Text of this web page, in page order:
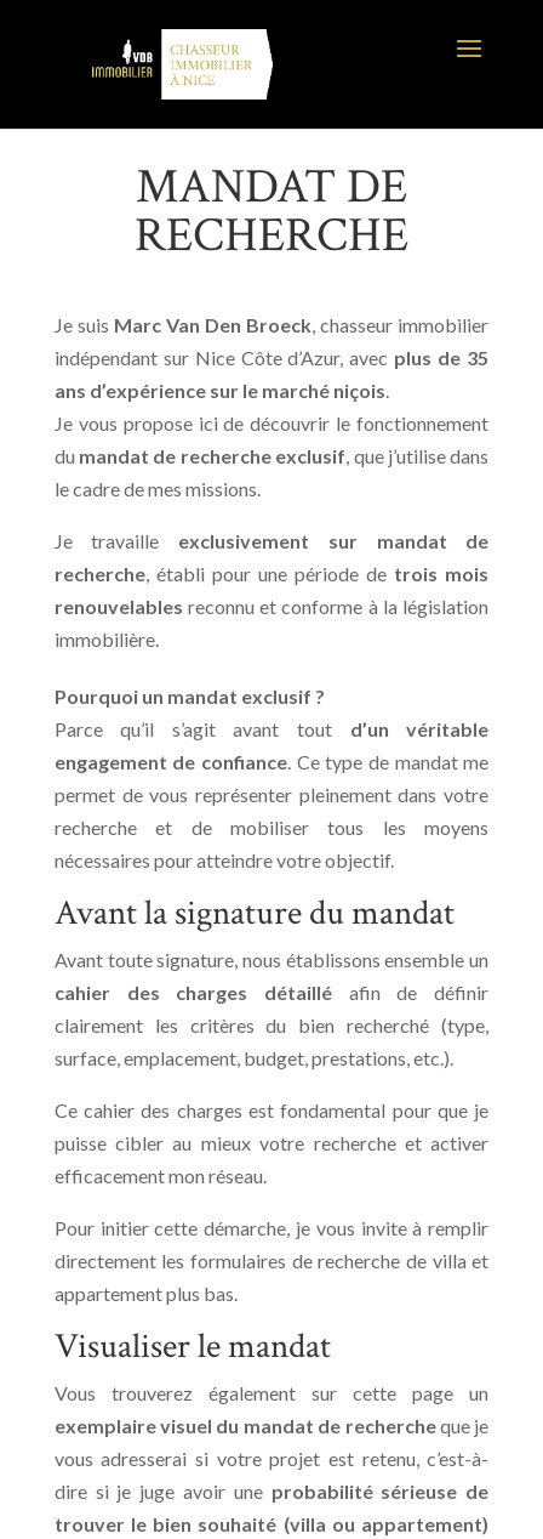
MANDAT DE
RECHERCHE
Je suis Marc Van Den Broeck, chasseur immobilier
indépendant sur Nice Côte d’Azur, avec plus de 35
ans d’expérience sur le marché niçois.
Je vous propose ici de découvrir le fonctionnement
du mandat de recherche exclusif, que j’utilise dans
le cadre de mes missions.
Je travaille exclusivement sur mandat de
recherche, établi pour une période de trois mois
renouvelablesreconnu et conforme à la législation
immobilière.
Pourquoi un mandat exclusif ?
Parce qu’il s’agit avant tout d’un véritable
engagement de confiance. Ce type de mandat me
permet de vous représenter pleinement dans votre
recherche et de mobiliser tous les moyens
nécessaires pour atteindre votre objectif.
Avant la signature du mandat
Avant toute signature, nous établissons ensemble un
cahier des charges détaillé afin de définir
clairement les critères du bien recherché (type,
surface, emplacement, budget, prestations, etc.).
Ce cahier des charges est fondamental pour que je
puisse cibler au mieux votre recherche et activer
efficacement mon réseau.
Pour initier cette démarche, je vous invite à remplir
directement les formulaires de recherche de villa et
appartement plus bas.
Visualiser le mandat
Vous trouverez également sur cette page un
exemplaire visuel du mandat de rechercheque je
vous adresserai si votre projet est retenu, c’est-à-
dire si je juge avoir une probabilité sérieuse de
trouver le bien souhaité (villa ou appartement)